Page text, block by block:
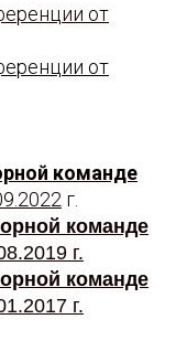
от
от
команде
г.
команде
г.
команде
г.